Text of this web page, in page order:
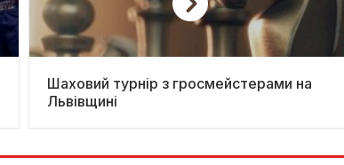
Шаховий турнір з гросмейстерами на
Львівщині